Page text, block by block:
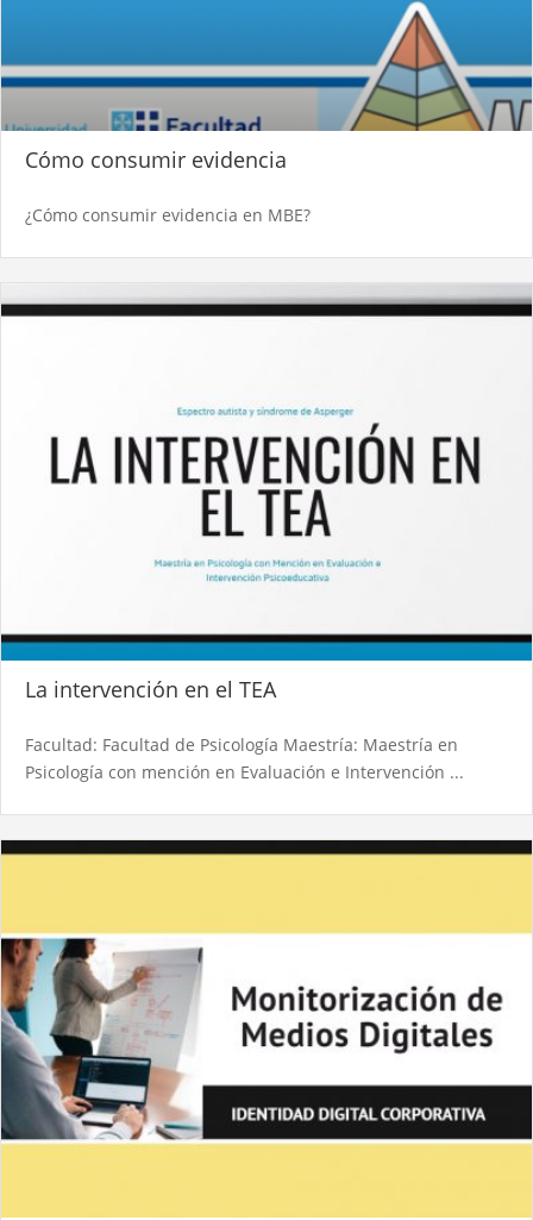
Cómo consumir evidencia
¿Cómo consumir evidencia en MBE?
La intervención en el TEA
Facultad: Facultad de Psicología Maestría: Maestría en
Psicología con mención en Evaluación e Intervención ...